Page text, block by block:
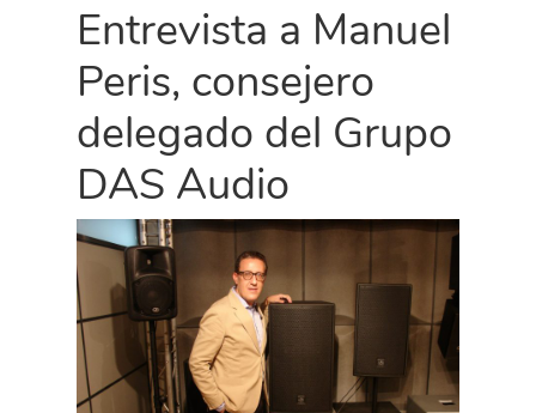
Entrevista a Manuel
Peris, consejero
delegado del Grupo
DAS Audio